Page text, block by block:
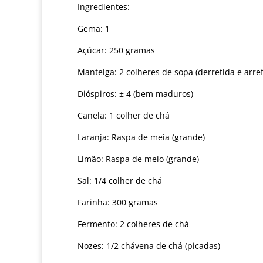
Ingredientes:
Gema: 1
Açúcar: 250 gramas
Manteiga: 2 colheres de sopa (derretida e
Dióspiros: ± 4 (bem maduros)
Canela: 1 colher de chá
Laranja: Raspa de meia (grande)
Limão: Raspa de meio (grande)
Sal: 1/4 colher de chá
Farinha: 300 gramas
Fermento: 2 colheres de chá
Nozes: 1/2 chávena de chá (picadas)